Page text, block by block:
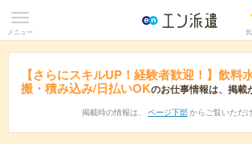
メニュー
【さらにスキルUP！経験者歓迎！】飲料
搬・積み込み/日払いOKのお仕事情報は、掲載
掲載時の情報は、 ページ下部 からご覧いただけ